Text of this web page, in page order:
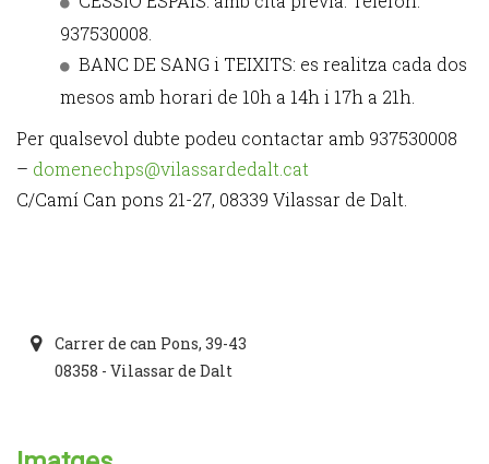
937530008.
BANC DE SANG i TEIXITS: es realitza cada dos
mesos amb horari de 10h a 14h i 17h a 21h.
Per qualsevol dubte podeu contactar amb 937530008
– domenechps@vilassardedalt.cat
C/Camí Can pons 21-27, 08339 Vilassar de Dalt.
Carrer de can Pons, 39-43
08358 - Vilassar de Dalt